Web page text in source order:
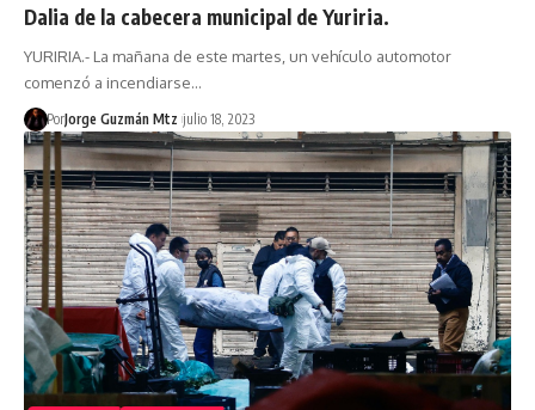
Dalia de la cabecera municipal de Yuriria.
YURIRIA.- La mañana de este martes, un vehículo automotor
comenzó a incendiarse…
PorJorge Guzmán Mtz julio 18, 2023